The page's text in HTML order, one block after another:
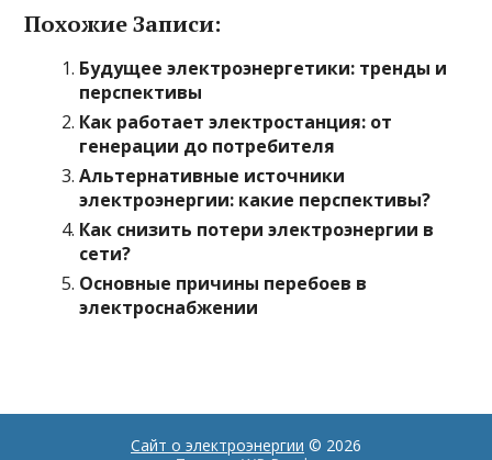
Похожие Записи:
Будущее электроэнергетики: тренды и
перспективы
Как работает электростанция: от
генерации до потребителя
Альтернативные источники
электроэнергии: какие перспективы?
Как снизить потери электроэнергии в
сети?
Основные причины перебоев в
электроснабжении
Сайт о электроэнергии © 2026